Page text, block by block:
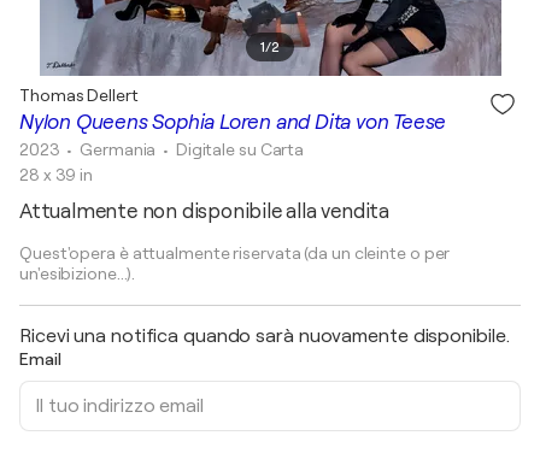
1/2
Nylon Queens Sophia Loren and Dita von Teese
Thomas Dellert
2023 • Germania • Digitale su Carta
28 x 39 in
Attualmente non disponibile alla vendita
Quest'opera è attualmente riservata (da un cleinte o per
un'esibizione...).
Ricevi una notifica quando sarà nuovamente disponibile.
Email